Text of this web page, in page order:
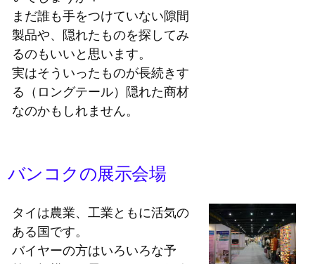
まだ誰も手をつけていない隙間
製品や、隠れたものを探してみ
るのもいいと思います。
実はそういったものが長続きす
る（ロングテール）隠れた商材
なのかもしれません。
バンコクの展示会場
タイは農業、工業ともに活気の
ある国です。
バイヤーの方はいろいろな予